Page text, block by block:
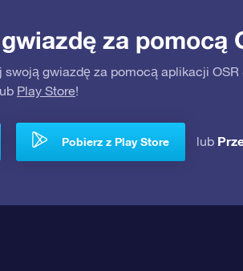
za pomocą
gwiazdę za pomocą aplikacji
Play Store!
Pobierz z Play Store lub